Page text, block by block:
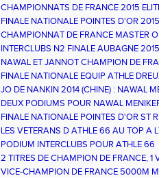
CHAMPIONNATS DE FRANCE 2015
NATIONAUX ATHLE 66 - UN TITRE ET
FINALE NATIONALE POINTES D'OR
FRANCE ATHLE 66
CHAMPIONNAT DE FRANCE MASTER
INTERCLUBS N2 FINALE AUBAGNE 2015
NAWAL ET JANNOT CHAMPION DE
FINALE NATIONALE EQUIP ATHLE
JO DE NANKIN 2014 (CHINE) : NAWAL
RECORD DE FRANCE
DEUX PODIUMS POUR NAWAL
FINALE NATIONALE POINTES D'OR ST
D FRANCE ESPOIRS ET NATIONAUX
LES VETERANS D ATHLE 66 AU TOP A
PODIUM INTERCLUBS POUR ATHLE 66
2 TITRES DE CHAMPION DE FRANCE, 1
FRANCE ET UNE 3EME PLACE POUR
VICE-CHAMPION DE FRANCE 5000M